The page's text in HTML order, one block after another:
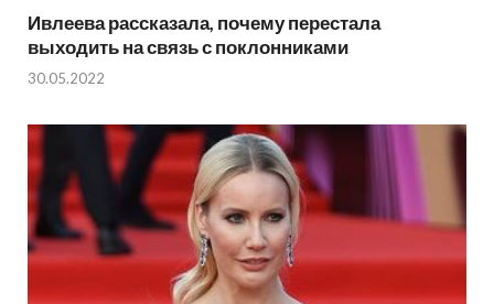
Ивлеева рассказала, почему перестала
выходить на связь с поклонниками
30.05.2022